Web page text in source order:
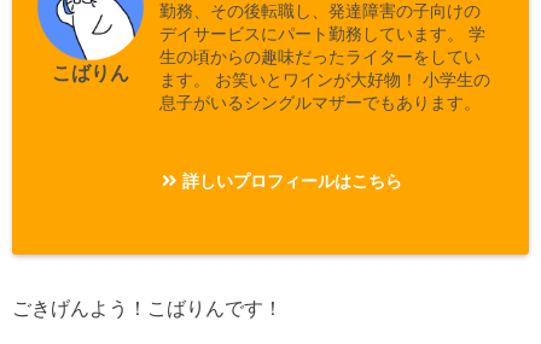
こばりん
勤務、その後転職し、発達障害の子向けの
デイサービスにパート勤務しています。 学
生の頃からの趣味だったライターをしてい
ます。 お笑いとワインが大好物！ 小学生の
息子がいるシングルマザーでもあります。
詳しいプロフィールはこちら
ごきげんよう！こばりんです！